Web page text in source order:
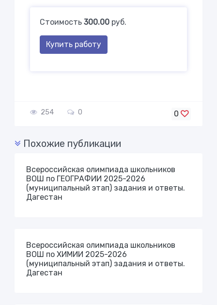
Стоимость 300.00 руб.
Купить работу
254 0 0
Похожие публикации
Всероссийская олимпиада школьников
ВОШ по ГЕОГРАФИИ 2025-2026
(муниципальный этап) задания и ответы.
Дагестан
Всероссийская олимпиада школьников
ВОШ по ХИМИИ 2025-2026
(муниципальный этап) задания и ответы.
Дагестан